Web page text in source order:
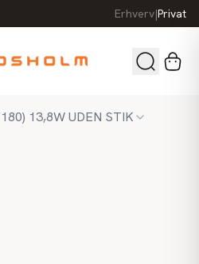
Erhverv|Privat
13,8W UDEN STIK